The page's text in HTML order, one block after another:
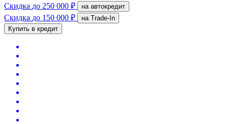
Скидка до 250 000 ₽ на автокредит
Скидка до 150 000 ₽
на Trade-In
Купить в кредит